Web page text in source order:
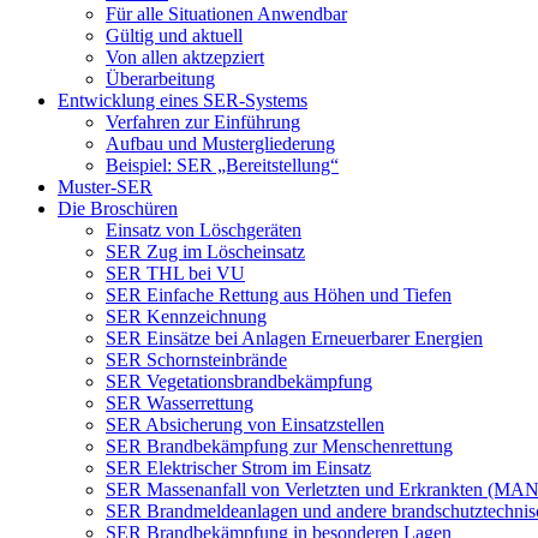
Für alle Situationen Anwendbar
Gültig und aktuell
Von allen aktzepziert
Überarbeitung
Entwicklung eines SER-Systems
Verfahren zur Einführung
Aufbau und Mustergliederung
Beispiel: SER „Bereitstellung“
Muster-SER
Die Broschüren
Einsatz von Löschgeräten
SER Zug im Löscheinsatz
SER THL bei VU
SER Einfache Rettung aus Höhen und Tiefen
SER Kennzeichnung
SER Einsätze bei Anlagen Erneuerbarer Energien
SER Schornsteinbrände
SER Vegetationsbrandbekämpfung
SER Wasserrettung
SER Absicherung von Einsatzstellen
SER Brandbekämpfung zur Menschenrettung
SER Elektrischer Strom im Einsatz
SER Massenanfall von Verletzten und Erkrankten
SER Brandmeldeanlagen und andere
SER Brandbekämpfung in besonderen Lagen